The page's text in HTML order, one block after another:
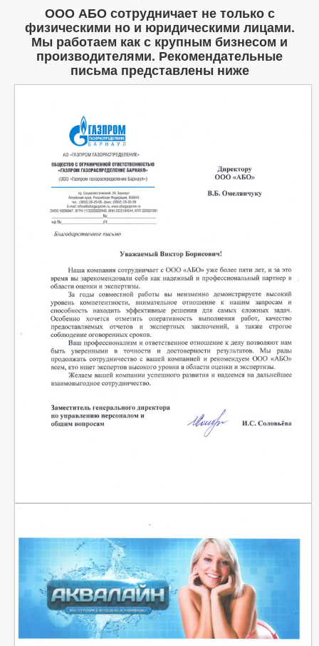
ООО АБО сотрудничает не только с
физическими но и юридическими лицами.
Мы работаем как с крупным бизнесом и
производителями. Рекомендательные
письма представлены ниже